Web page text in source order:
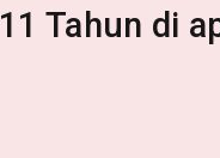
Tahun di